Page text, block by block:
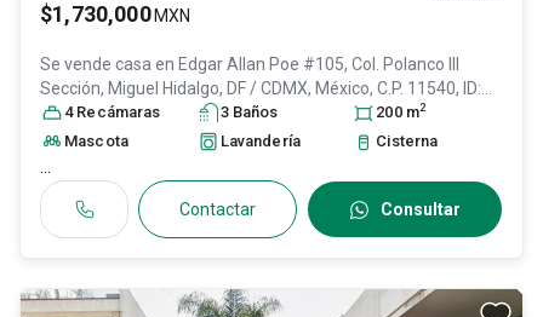
$1,730,000 MXN
Se vende casa en Edgar Allan Poe #105, Col. Polanco III
Sección, Miguel Hidalgo, DF / CDMX, México, C.P. 11540, ID:
30709043
4 Recámaras 3 Baños 200 m2
Mascota Lavandería Cisterna
...
Contactar Consultar